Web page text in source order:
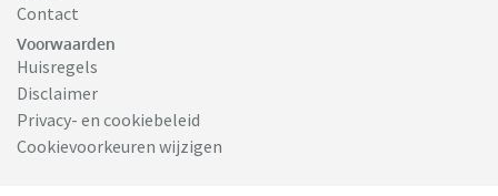
Contact
Voorwaarden
Huisregels
Disclaimer
Privacy- en cookiebeleid
Cookievoorkeuren wijzigen